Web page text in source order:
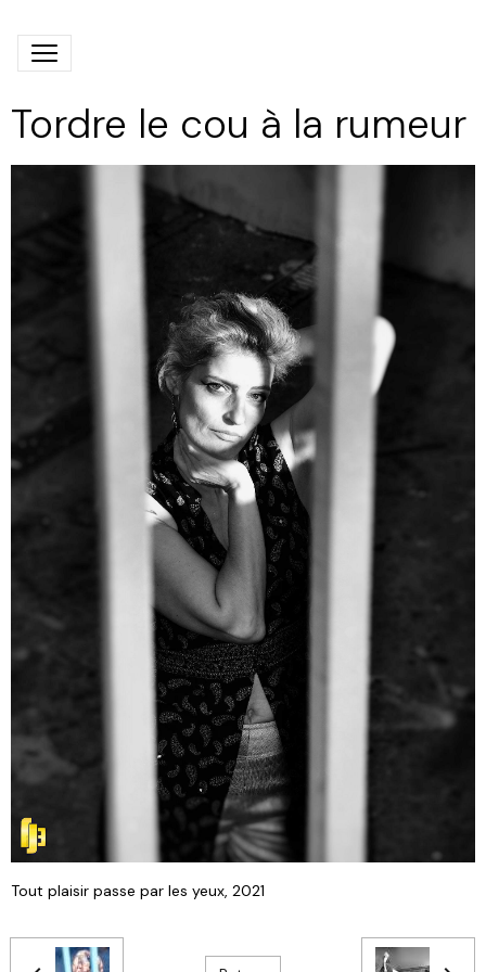
Tordre le cou à la rumeur
Tout plaisir passe par les yeux, 2021